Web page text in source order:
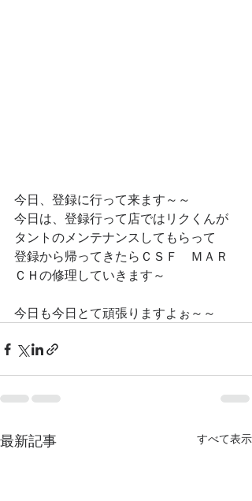
今日、登録に行って来ます～～
今日は、登録行って店ではリクくんが
タントのメンテナンスしてもらって
登録から帰ってきたらＣＳＦ　ＭＡＲ
ＣＨの修理していきます～
今日も今日とて頑張りますよぉ～～
最新記事 すべて表示